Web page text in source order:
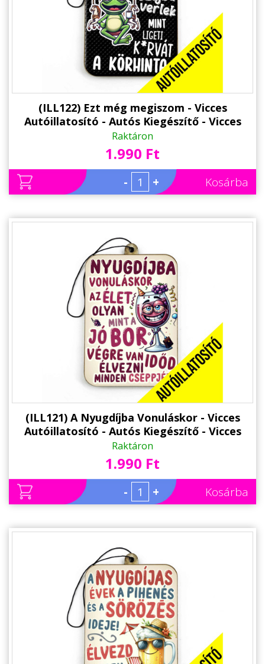
(ILL122) Ezt még megiszom - Vicces
Autóillatosító - Autós Kiegészítő - Vicces
Ajándék
Raktáron
1.990 Ft
- + Kosárba
(ILL121) A Nyugdíjba Vonuláskor - Vicces
Autóillatosító - Autós Kiegészítő - Vicces
Ajándék Nyugdíjasnak
Raktáron
1.990 Ft
- + Kosárba